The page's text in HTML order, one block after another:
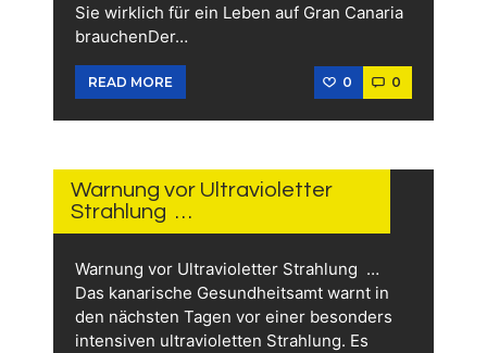
Sie wirklich für ein Leben auf Gran Canaria
brauchenDer…
READ MORE 0 0
Warnung vor Ultravioletter
Strahlung …
Warnung vor Ultravioletter Strahlung …
Das kanarische Gesundheitsamt warnt in
den nächsten Tagen vor einer besonders
intensiven ultravioletten Strahlung. Es